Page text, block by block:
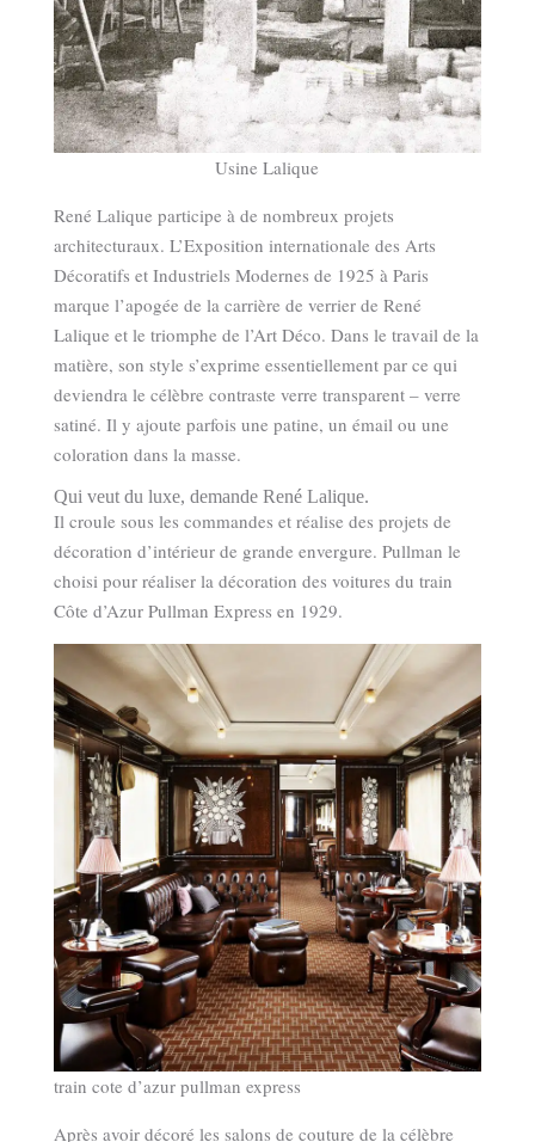
Usine Lalique
René Lalique participe à de nombreux projets
architecturaux. L’Exposition internationale des Arts
Décoratifs et Industriels Modernes de 1925 à Paris
marque l’apogée de la carrière de verrier de René
Lalique et le triomphe de l’Art Déco. Dans le travail de la
matière, son style s’exprime essentiellement par ce qui
deviendra le célèbre contraste verre transparent – verre
satiné. Il y ajoute parfois une patine, un émail ou une
coloration dans la masse.
Qui veut du luxe, demande René Lalique.
Il croule sous les commandes et réalise des projets de
décoration d’intérieur de grande envergure. Pullman le
choisi pour réaliser la décoration des voitures du train
Côte d’Azur Pullman Express en 1929.
train cote d’azur pullman express
Après avoir décoré les salons de couture de la célèbre